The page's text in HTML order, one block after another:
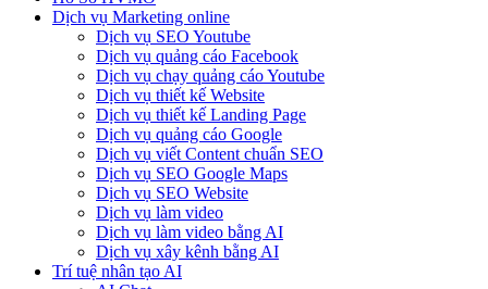
Dịch vụ Marketing online
Dịch vụ SEO Youtube
Dịch vụ quảng cáo Facebook
Dịch vụ chạy quảng cáo Youtube
Dịch vụ thiết kế Website
Dịch vụ thiết kế Landing Page
Dịch vụ quảng cáo Google
Dịch vụ viết Content chuẩn SEO
Dịch vụ SEO Google Maps
Dịch vụ SEO Website
Dịch vụ làm video
Dịch vụ làm video bằng AI
Dịch vụ xây kênh bằng AI
Trí tuệ nhân tạo AI